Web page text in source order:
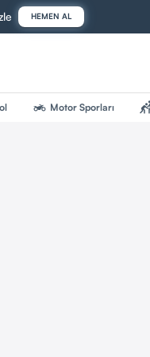
HEMEN AL
two_wheeler Motor Sporları